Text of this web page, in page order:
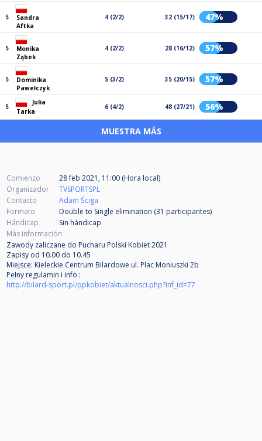
5
Sandra
Aftka
4 (2/2) 32 (15/17) 47%
5
Monika
Ząbek
4 (2/2) 28 (16/12) 57%
5
Dominika
Pawełczyk
5 (3/2) 35 (20/15) 57%
5
Julia
Tarka
6 (4/2) 48 (27/21) 56%
MUESTRA MÁS
Comienzo
28 feb 2021, 11:00 (Hora local)
Organizador
TVSPORTSPL
Contacto
Adam Ściga
Formato
Double to Single elimination (31 participantes)
Hándicap
Sin hándicap
Más información
Zawody zaliczane do Pucharu Polski Kobiet 2021
Zapisy od 10.00 do 10.45
Miejsce: Kieleckie Centrum Bilardowe ul. Plac Moniuszki 2b
Pełny regulamin i info :
http://bilard-sport.pl/ppkobiet/aktualnosci.php?inf_id=77